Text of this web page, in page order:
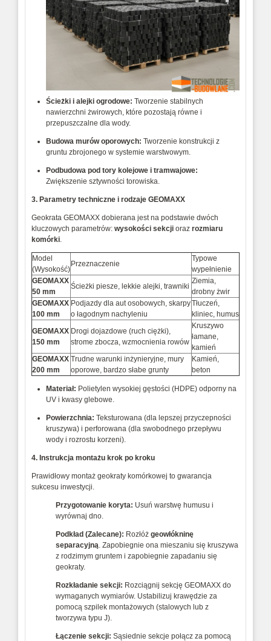
Ścieżki i alejki ogrodowe: Tworzenie stabilnych
nawierzchni żwirowych, które pozostają równe i
przepuszczalne dla wody.
Budowa murów oporowych: Tworzenie konstrukcji z
gruntu zbrojonego w systemie warstwowym.
Podbudowa pod tory kolejowe i tramwajowe:
Zwiększenie sztywności torowiska.
3. Parametry techniczne i rodzaje GEOMAXX
Geokrata GEOMAXX dobierana jest na podstawie dwóch
kluczowych parametrów: wysokości sekcji oraz rozmiaru
komórki.
Model
(Wysokość)
Przeznaczenie
Typowe
wypełnienie
GEOMAXX
50 mm
Ścieżki piesze, lekkie alejki, trawniki
Ziemia,
drobny żwir
GEOMAXX
100 mm
Podjazdy dla aut osobowych, skarpy
o łagodnym nachyleniu
Tłuczeń,
kliniec, humus
GEOMAXX
150 mm
Drogi dojazdowe (ruch ciężki),
strome zbocza, wzmocnienia rowów
Kruszywo
łamane,
kamień
GEOMAXX
200 mm
Trudne warunki inżynieryjne, mury
oporowe, bardzo słabe grunty
Kamień,
beton
Materiał: Polietylen wysokiej gęstości (HDPE) odporny na
UV i kwasy glebowe.
Powierzchnia: Teksturowana (dla lepszej przyczepności
kruszywa) i perforowana (dla swobodnego przepływu
wody i rozrostu korzeni).
4. Instrukcja montażu krok po kroku
Prawidłowy montaż geokraty komórkowej to gwarancja
sukcesu inwestycji.
Przygotowanie koryta: Usuń warstwę humusu i
wyrównaj dno.
Podkład (Zalecane): Rozłóż geowłókninę
separacyjną. Zapobiegnie ona mieszaniu się kruszywa
z rodzimym gruntem i zapobiegnie zapadaniu się
geokraty.
Rozkładanie sekcji: Rozciągnij sekcję GEOMAXX do
wymaganych wymiarów. Ustabilizuj krawędzie za
pomocą szpilek montażowych (stalowych lub z
tworzywa typu J).
Łączenie sekcji: Sąsiednie sekcje połącz za pomocą